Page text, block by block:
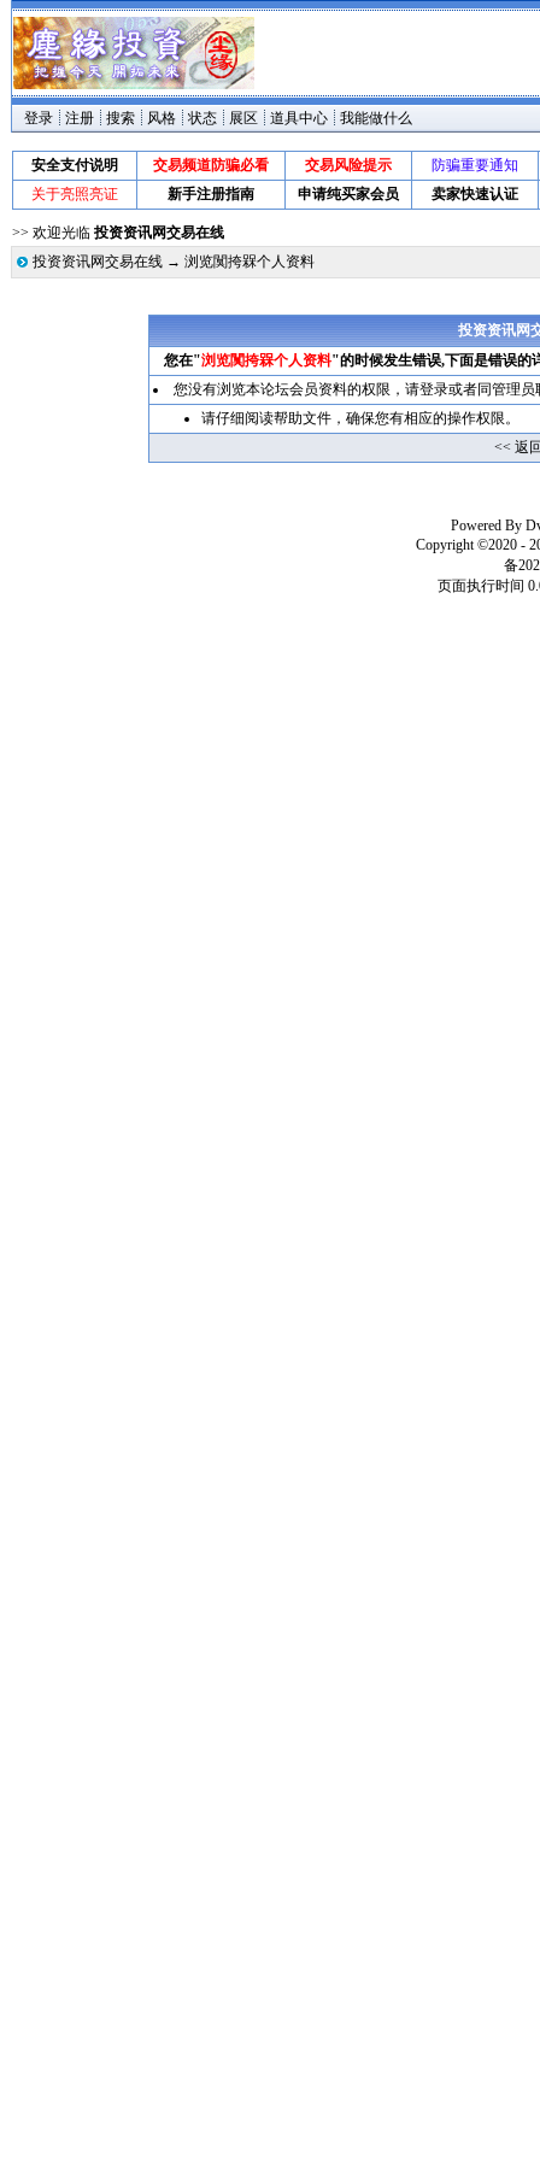
登录 注册 搜索 风格 状态 展区 道具中心 我能做什么
安全支付说明 交易频道防骗必看 交易风险提示
防骗重要通知
关于亮照亮证
新手注册指南 申请纯买家会员 卖家快速认证
>> 欢迎光临 投资资讯网交易在线
投资资讯网交易在线→ 浏览闃挎槑个人资料
投资资讯网
您在"浏览闃挎槑个人资料"的时候发生错误,下面是错误的
您没有浏览本论坛会员资料的权限，请登录或者同管理员
请仔细阅读帮助文件，确保您有相应的操作权限。
<< 返
Powered By
Copyright ©2020 -
备
页面执行时间